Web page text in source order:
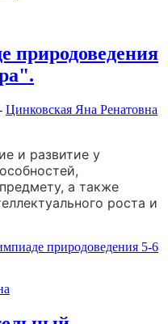
природоведения
Цинковская Яна Ренатовна
и развитие у
а также
роста и
природоведения 5-6